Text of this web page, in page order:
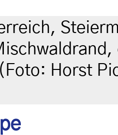
Horst